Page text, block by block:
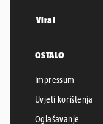
Viral
OSTALO
Impressum
Uvjeti korištenja
Oglašavanje